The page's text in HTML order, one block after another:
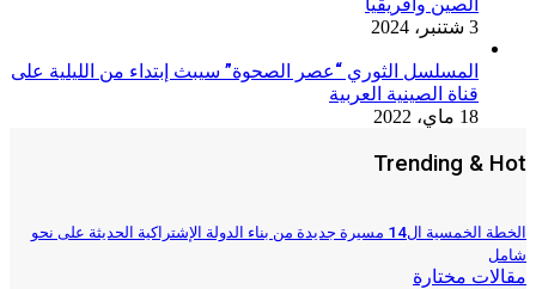
3 شتنبر، 2024
المسلسل الثوري “عصر الصحوة” سيبث إبتداء من الليلية على
قناة الصينية العربية
18 ماي، 2022
Trending & Hot
الخطة الخمسية ال14 مسيرة جديدة من بناء الدولة الإشتراكية الحديثة على نحو
شامل
مقالات مختارة